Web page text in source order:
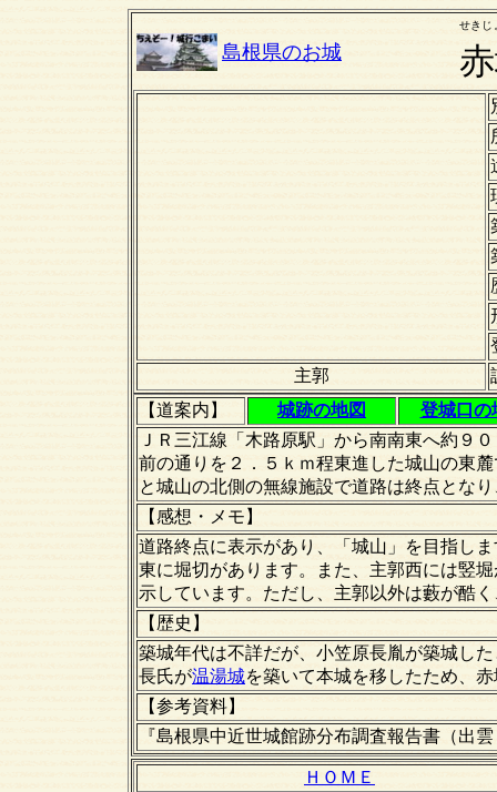
島根県のお城
せきじ
主郭
【道案内】
城跡の地図
登城口の
ＪＲ三江線「木路原駅」から南南東へ約９
前の通りを２．５ｋｍ程東進した城山の東
と城山の北側の無線施設で道路は終点とな
【感想・メモ】
道路終点に表示があり、「城山」を目指し
東に堀切があります。また、主郭西には竪
示しています。ただし、主郭以外は藪が酷
【歴史】
築城年代は不詳だが、小笠原長胤が築城し
長氏が温湯城を築いて本城を移したため、
【参考資料】
『島根県中近世城館跡分布調査報告書（出
ＨＯＭＥ